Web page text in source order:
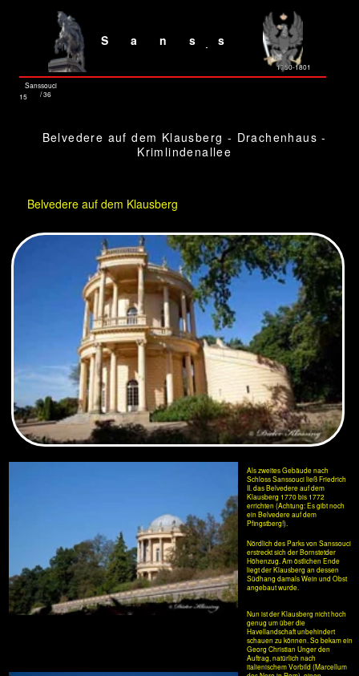
Sanss
ouci
1750-1801
Belvedere auf dem Klausberg - Drachenhaus -
Belvedere auf dem Klausberg
Als zweites Gebäude nach
Schloss Sanssouci ließ Friedrich
II. das Belvedere auf dem
Klausberg 1770 bis 1772
errichten (Achtung: Es gibt noch
ein Belvedere auf dem
Pfingstberg!).
Nördlich des Parks von Sanssouci
erstreckt sich der Bornstetder
Höhenzug. Am östlichen Ende
liegt der Klausberg an dessen
Südhang damals Wein und Obst
angebaut wurde.
Nun ist der Klausberg nicht hoch
genug um über die
Georg Christian Unger den
italienischem Vorbild (Marcellum
zweistöckigen Rundbau mit Kuppel
Außen wurde Sandstein und
Stuck verarbeitet. Für Innen, in
den beiden übereinander
liegenden runden Räumen,
Stuckmarmor, schlesischer
Marmor und roter Jaspis -
spätfridrerizianischer Stil.
1945 wurde alles durch
Artilleriebeschuss zerstört und erst
1990 bis 1994 wieder aufgebaut -
besser, als auch noch den letzten
Radweg in Brandenburg zu
überdachen oder noch mehr
übertrieben große
Autobahnkreuze zu bauen...